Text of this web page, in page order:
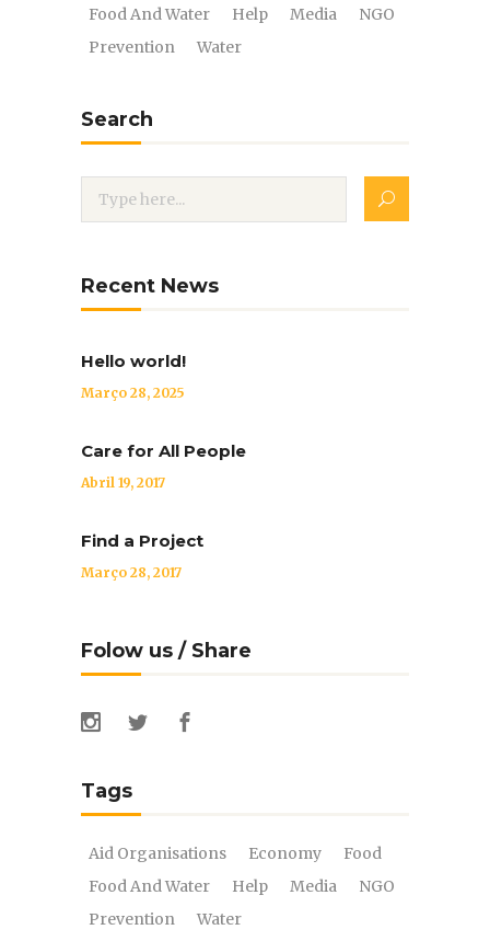
Food And Water Help Media
NGO
Prevention
Water
Search
Recent News
Hello world!
Março 28, 2025
Care for All People
Abril 19, 2017
Find a Project
Março 28, 2017
Folow us / Share
Tags
Aid Organisations Economy
Food
Food And Water
Help Media
NGO
Prevention
Water